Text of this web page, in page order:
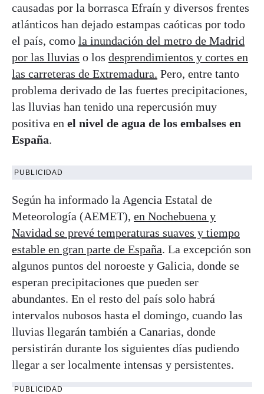
causadas por la borrasca Efraín y diversos frentes
atlánticos han dejado estampas caóticas por todo
el país, como la inundación del metro de Madrid
por las lluvias o los desprendimientos y cortes en
las carreteras de Extremadura. Pero, entre tanto
problema derivado de las fuertes precipitaciones,
las lluvias han tenido una repercusión muy
positiva en el nivel de agua de los embalses en
España.
PUBLICIDAD
Según ha informado la Agencia Estatal de
Meteorología (AEMET), en Nochebuena y
Navidad se prevé temperaturas suaves y tiempo
estable en gran parte de España. La excepción son
algunos puntos del noroeste y Galicia, donde se
esperan precipitaciones que pueden ser
abundantes. En el resto del país solo habrá
intervalos nubosos hasta el domingo, cuando las
lluvias llegarán también a Canarias, donde
persistirán durante los siguientes días pudiendo
llegar a ser localmente intensas y persistentes.
PUBLICIDAD